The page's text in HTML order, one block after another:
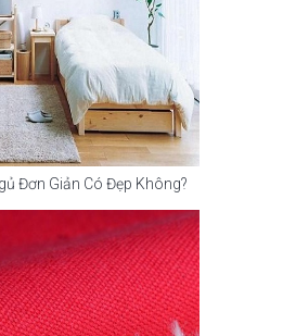
Đơn Giản Có Đẹp Không?